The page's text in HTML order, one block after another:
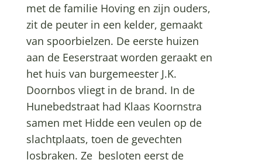
met de familie Hoving en zijn ouders,
zit de peuter in een kelder, gemaakt
van spoorbielzen. De eerste huizen
aan de Eeserstraat worden geraakt en
het huis van burgemeester J.K.
Doornbos vliegt in de brand. In de
Hunebedstraat had Klaas Koornstra
samen met Hidde een veulen op de
slachtplaats, toen de gevechten
losbraken. Ze besloten eerst de